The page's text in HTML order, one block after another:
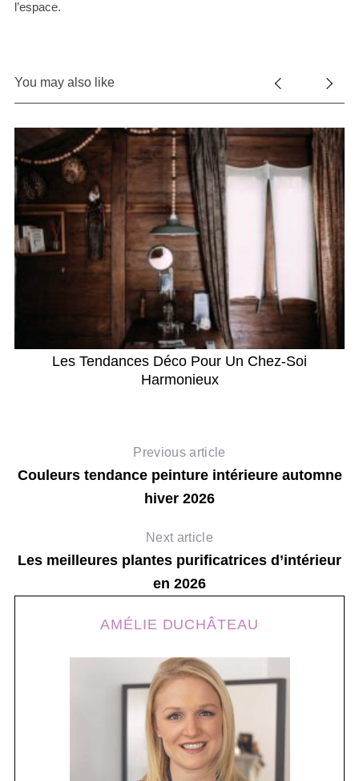
l’espace.
You may also like
Les Tendances Déco Pour Un Chez-Soi
Harmonieux
Previous article
Couleurs tendance peinture intérieure automne
hiver 2026
Next article
Les meilleures plantes purificatrices d’intérieur
en 2026
AMÉLIE DUCHÂTEAU